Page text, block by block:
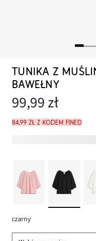
TUNIKA Z
BAWEŁNY
99,99 zł
84,99 zł z kodem FINED
czarny